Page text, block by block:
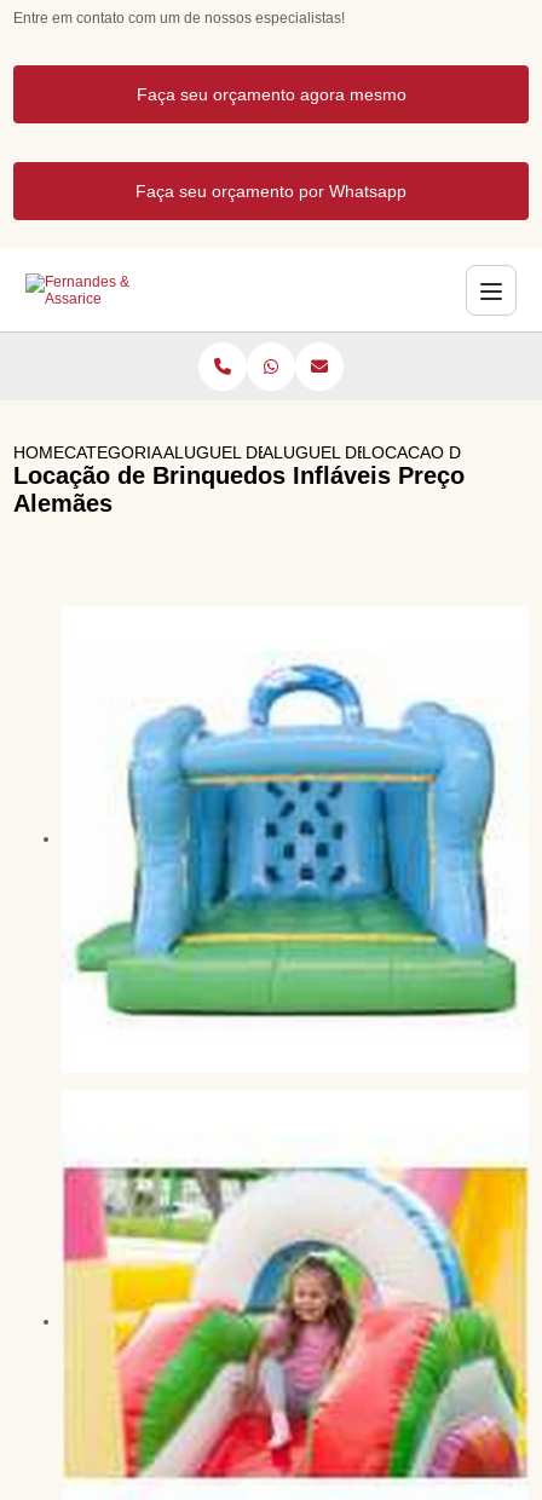
Entre em contato com um de nossos especialistas!
Faça seu orçamento agora mesmo
Faça seu orçamento por Whatsapp
HOMECATEGORIASALUGUEL DE BRINQUEDOS
ALUGUEL DE ESCORREGADOR
LOCACAO DE
Locação de Brinquedos Infláveis Preço
Alemães